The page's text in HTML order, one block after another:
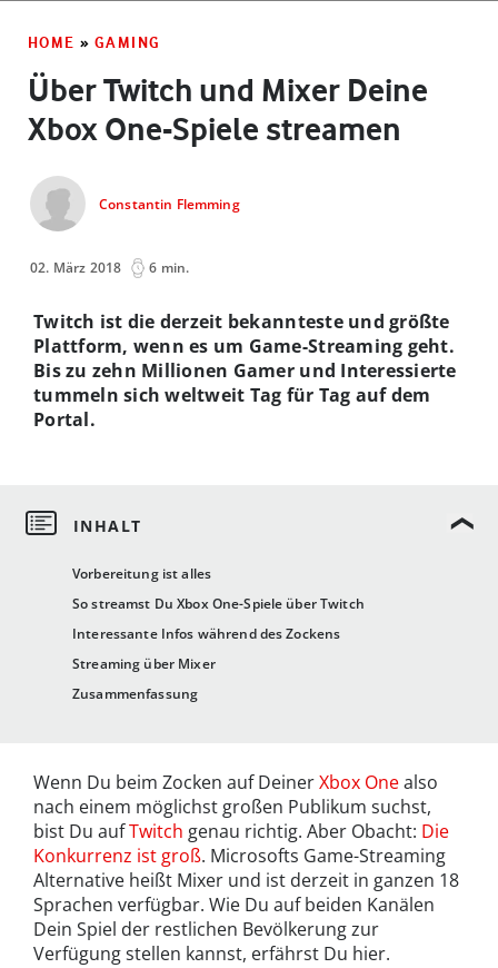
HOME » GAMING
Über Twitch und Mixer Deine
Xbox One-Spiele streamen
Constantin Flemming
02. März 2018 6 min.
Vorbereitung ist alles
So streamst Du Xbox One-Spiele über Twitch
Interessante Infos während des Zockens
Streaming über Mixer
Zusammenfassung
Twitch ist die derzeit bekannteste und größte
Plattform, wenn es um Game-Streaming geht.
Bis zu zehn Millionen Gamer und Interessierte
tummeln sich weltweit Tag für Tag auf dem
Portal.
Wenn Du beim Zocken auf DeinerXbox Onealso
nach einem möglichst großen Publikum suchst,
bist Du aufTwitch genau richtig. Aber Obacht: Die
Konkurrenz ist groß. Microsofts Game-Streaming
Alternative heißt Mixer und ist derzeit in ganzen 18
Sprachen verfügbar. Wie Du auf beiden Kanälen
Dein Spiel der restlichen Bevölkerung zur
Verfügung stellen kannst, erfährst Du hier.